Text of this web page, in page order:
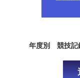
年度別 競技記